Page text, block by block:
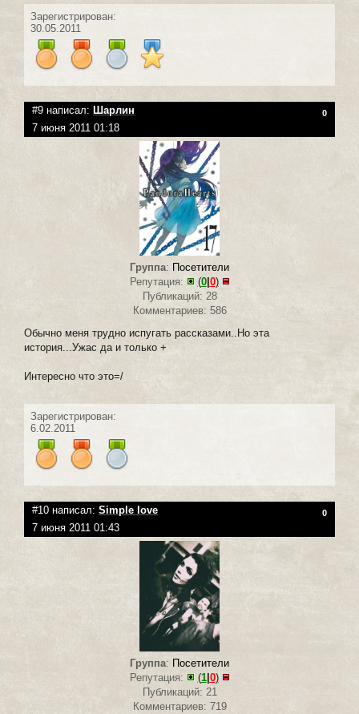
Зарегистрирован:
30.05.2011
#9 написал: Шарлин 0
7 июня 2011 01:18
Группа: Посетители
Репутация:
(0| 0)
Публикаций: 28
Комментариев: 586
Обычно меня трудно испугать рассказами..Но эта
история...Ужас да и только +
Интересно что это=/
Зарегистрирован:
6.02.2011
#10 написал: Simple love 0
7 июня 2011 01:43
Группа: Посетители
Репутация:
(1| 0)
Публикаций: 21
Комментариев: 719